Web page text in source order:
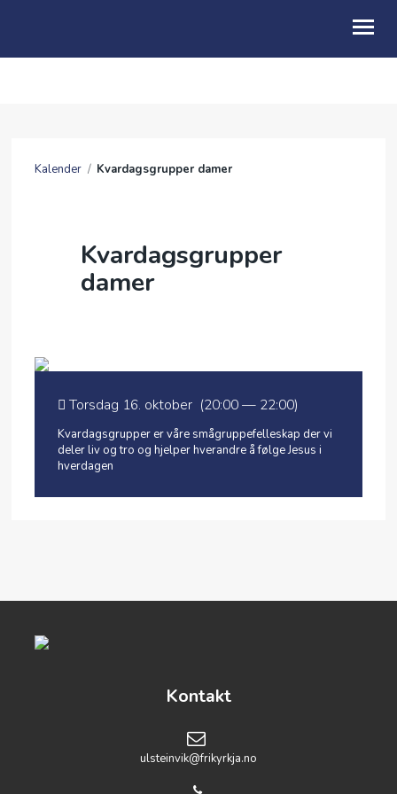
KALENDER
GI EI GÅVE
MIN SIDE
Kalender / Kvardagsgrupper damer
Kvardagsgrupper
damer
Torsdag 16. oktober (20:00 — 22:00)
Kvardagsgrupper er våre smågruppefelleskap der vi
deler liv og tro og hjelper hverandre å følge Jesus i
hverdagen
Kontakt
ulsteinvik@frikyrkja.no